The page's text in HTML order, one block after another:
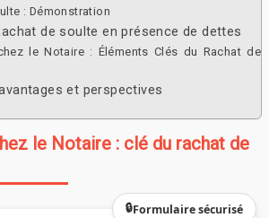
: Démonstration
de soulte en présence de dettes
le Notaire : Éléments Clés du Rachat de
et perspectives
le Notaire : clé du rachat de
Formulaire sécurisé